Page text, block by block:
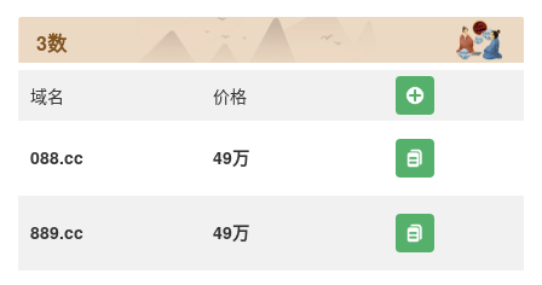
3数
域名 价格
088.cc 49万
889.cc 49万